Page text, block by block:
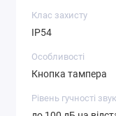
Клас захисту
IP54
Особливості
Кнопка тампера
Рівень гучності